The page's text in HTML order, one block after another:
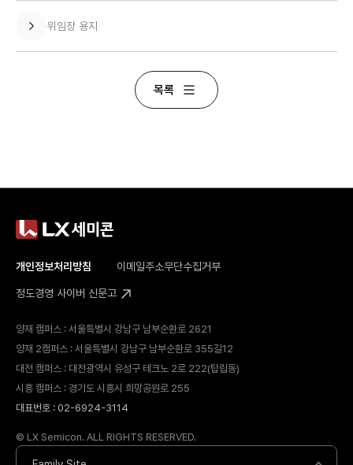
목록
위임장 용지
개인정보처리방침 이메일주소무단수집거부
정도경영 사이버 신문고
양재 캠퍼스 : 서울특별시 강남구 남부순환로 2621
양재 2캠퍼스 : 서울특별시 강남구 남부순환로 355길12
대전 캠퍼스 : 대전광역시 유성구 테크노 2로 222(탑립동)
시흥 캠퍼스 : 경기도 시흥시 희망공원로 255
대표번호 : 02-6924-3114
© LX Semicon. ALL RIGHTS RESERVED.